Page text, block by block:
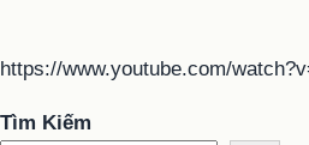
https://www.youtube.com/
Tìm Kiếm